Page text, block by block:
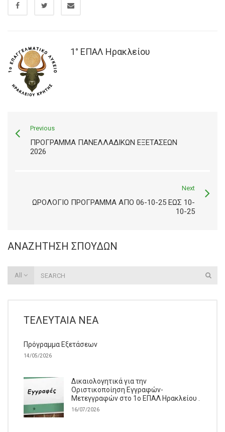
1° ΕΠΑΛ Ηρακλείου
Previous
ΠΡΌΓΡΑΜΜΑ ΠΑΝΕΛΛΑΔΙΚΏΝ ΕΞΕΤΆΣΕΩΝ
2026
Next
ΩΡΟΛΟΓΙΟ ΠΡΟΓΡΑΜΜΑ ΑΠΟ 06-10-25 ΕΩΣ 10-
10-25
ΑΝΑΖΉΤΗΣΗ ΣΠΟΥΔΏΝ
All
ΤΕΛΕΥΤΑΊΑ ΝΈΑ
Πρόγραμμα Εξετάσεων
14/05/2026
Δικαιολογητικά για την
Οριστικοποίηση Εγγραφών-
Μετεγγραφών στο 1ο ΕΠΑΛ Ηρακλείου .
16/07/2026